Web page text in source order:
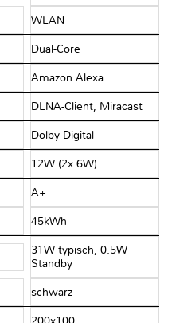
WLAN
Dual-Core
Amazon Alexa
DLNA-Client, Miracast
Dolby Digital
12W (2x 6W)
A+
45kWh
31W typisch, 0.5W
Standby
schwarz